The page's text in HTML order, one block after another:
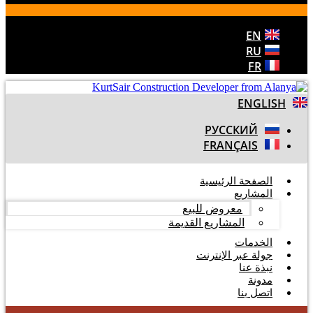
EN
RU
FR
ENGLISH
РУССКИЙ
FRANÇAIS
الصفحة الرئيسية
المشاريع
معروض للبيع
المشاريع القديمة
الخدمات
جولة عبر الإنترنت
نبذة عنا
مدونة
اتصل بنا